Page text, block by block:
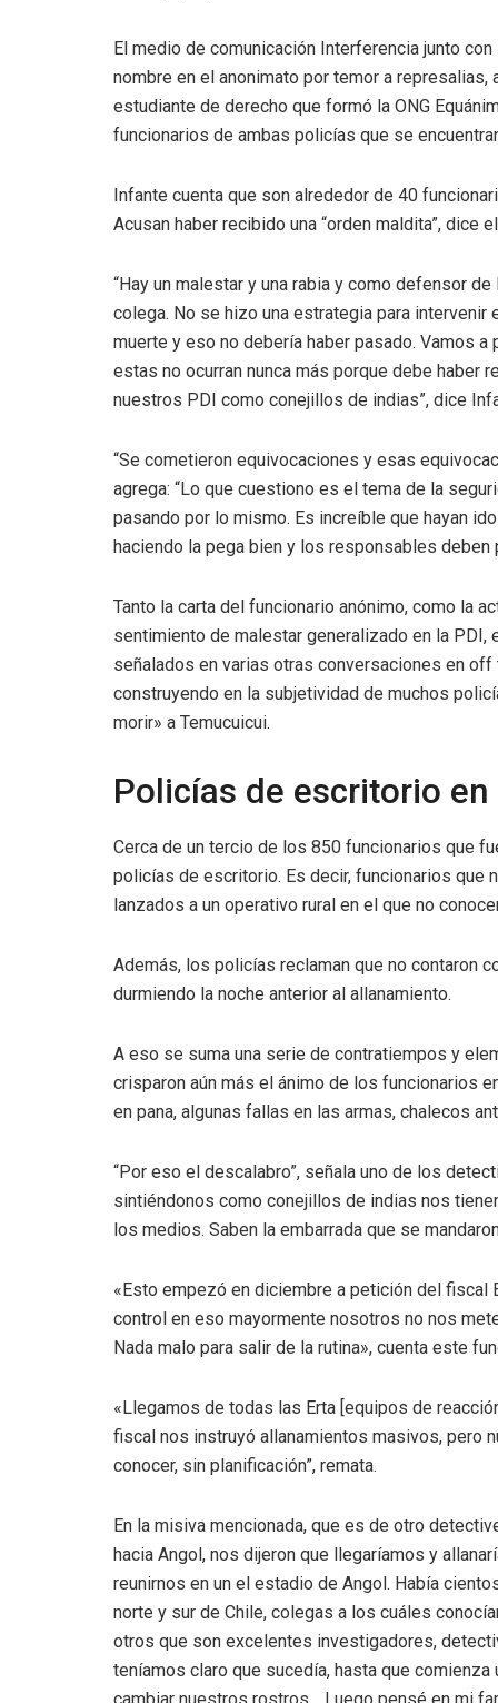
El medio de comunicación Interferencia junto
nombre en el anonimato por temor a
estudiante de derecho que formó la ONG
funcionarios de ambas policías que se
Infante cuenta que son alrededor de 40
Acusan haber recibido una “orden maldita”, dice
“Hay un malestar y una rabia y como defensor
colega. No se hizo una estrategia para
muerte y eso no debería haber pasado. Vamos
estas no ocurran nunca más porque debe haber
nuestros PDI como conejillos de indias”, dice
“Se cometieron equivocaciones y esas
agrega: “Lo que cuestiono es el tema de la
pasando por lo mismo. Es increíble que hayan
haciendo la pega bien y los responsables deben
Tanto la carta del funcionario anónimo, como la
sentimiento de malestar generalizado en la
señalados en varias otras conversaciones en
construyendo en la subjetividad de muchos
morir» a Temucuicui.
Policías de escritorio
Cerca de un tercio de los 850 funcionarios que
policías de escritorio. Es decir, funcionarios que
lanzados a un operativo rural en el que no
Además, los policías reclaman que no contaron
durmiendo la noche anterior al allanamiento.
A eso se suma una serie de contratiempos y
crisparon aún más el ánimo de los funcionarios
en pana, algunas fallas en las armas, chalecos
“Por eso el descalabro”, señala uno de los
sintiéndonos como conejillos de indias nos
los medios. Saben la embarrada que se
«Esto empezó en diciembre a petición del fiscal
control en eso mayormente nosotros no nos
Nada malo para salir de la rutina», cuenta este
«Llegamos de todas las Erta [equipos de
fiscal nos instruyó allanamientos masivos, pero
conocer, sin planificación”, remata.
En la misiva mencionada, que es de otro
hacia Angol, nos dijeron que llegaríamos y
reunirnos en un el estadio de Angol. Había
norte y sur de Chile, colegas a los cuáles
otros que son excelentes investigadores,
teníamos claro que sucedía, hasta que
cambiar nuestros rostros… Luego pensé en mi